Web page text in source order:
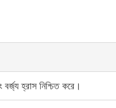
হ্রাস নিশ্চিত করে।